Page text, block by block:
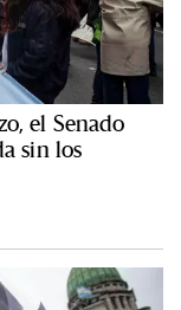
el Senado
sin los